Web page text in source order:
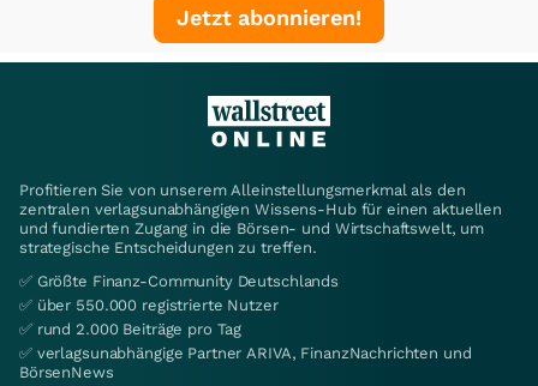
Jetzt abonnieren!
Profitieren Sie von unserem Alleinstellungsmerkmal als den
zentralen verlagsunabhängigen Wissens-Hub für einen aktuellen
und fundierten Zugang in die Börsen- und Wirtschaftswelt, um
strategische Entscheidungen zu treffen.
✅ Größte Finanz-Community Deutschlands
✅ über 550.000 registrierte Nutzer
✅ rund 2.000 Beiträge pro Tag
✅ verlagsunabhängige Partner ARIVA, FinanzNachrichten und
BörsenNews